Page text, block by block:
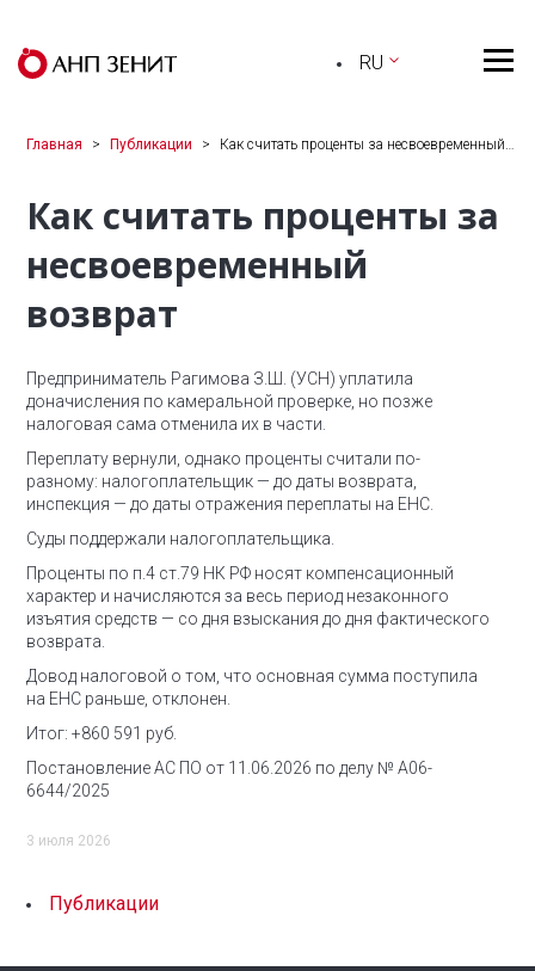
RU
Главная Публикации Как считать проценты за несвоевременный…
Как считать проценты за
несвоевременный
возврат
Предприниматель Рагимова З.Ш. (УСН) уплатила
доначисления по камеральной проверке, но позже
налоговая сама отменила их в части.
Переплату вернули, однако проценты считали по-
разному: налогоплательщик — до даты возврата,
инспекция — до даты отражения переплаты на ЕНС.
Суды поддержали налогоплательщика.
Проценты по п.4 ст.79 НК РФ носят компенсационный
характер и начисляются за весь период незаконного
изъятия средств — со дня взыскания до дня фактического
возврата.
Довод налоговой о том, что основная сумма поступила
на ЕНС раньше, отклонен.
Итог: +860 591 руб.
Постановление АС ПО от 11.06.2026 по делу № А06-
6644/2025
3 июля 2026
Публикации